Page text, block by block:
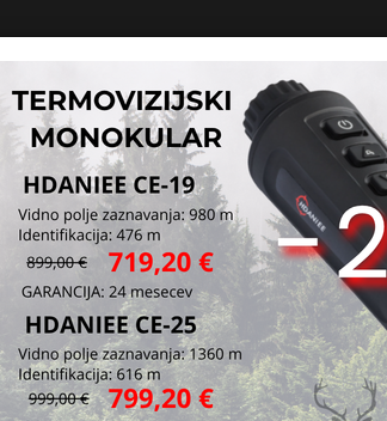
Vaša
Lovstvo Piščalke in sredstva za privabljanje